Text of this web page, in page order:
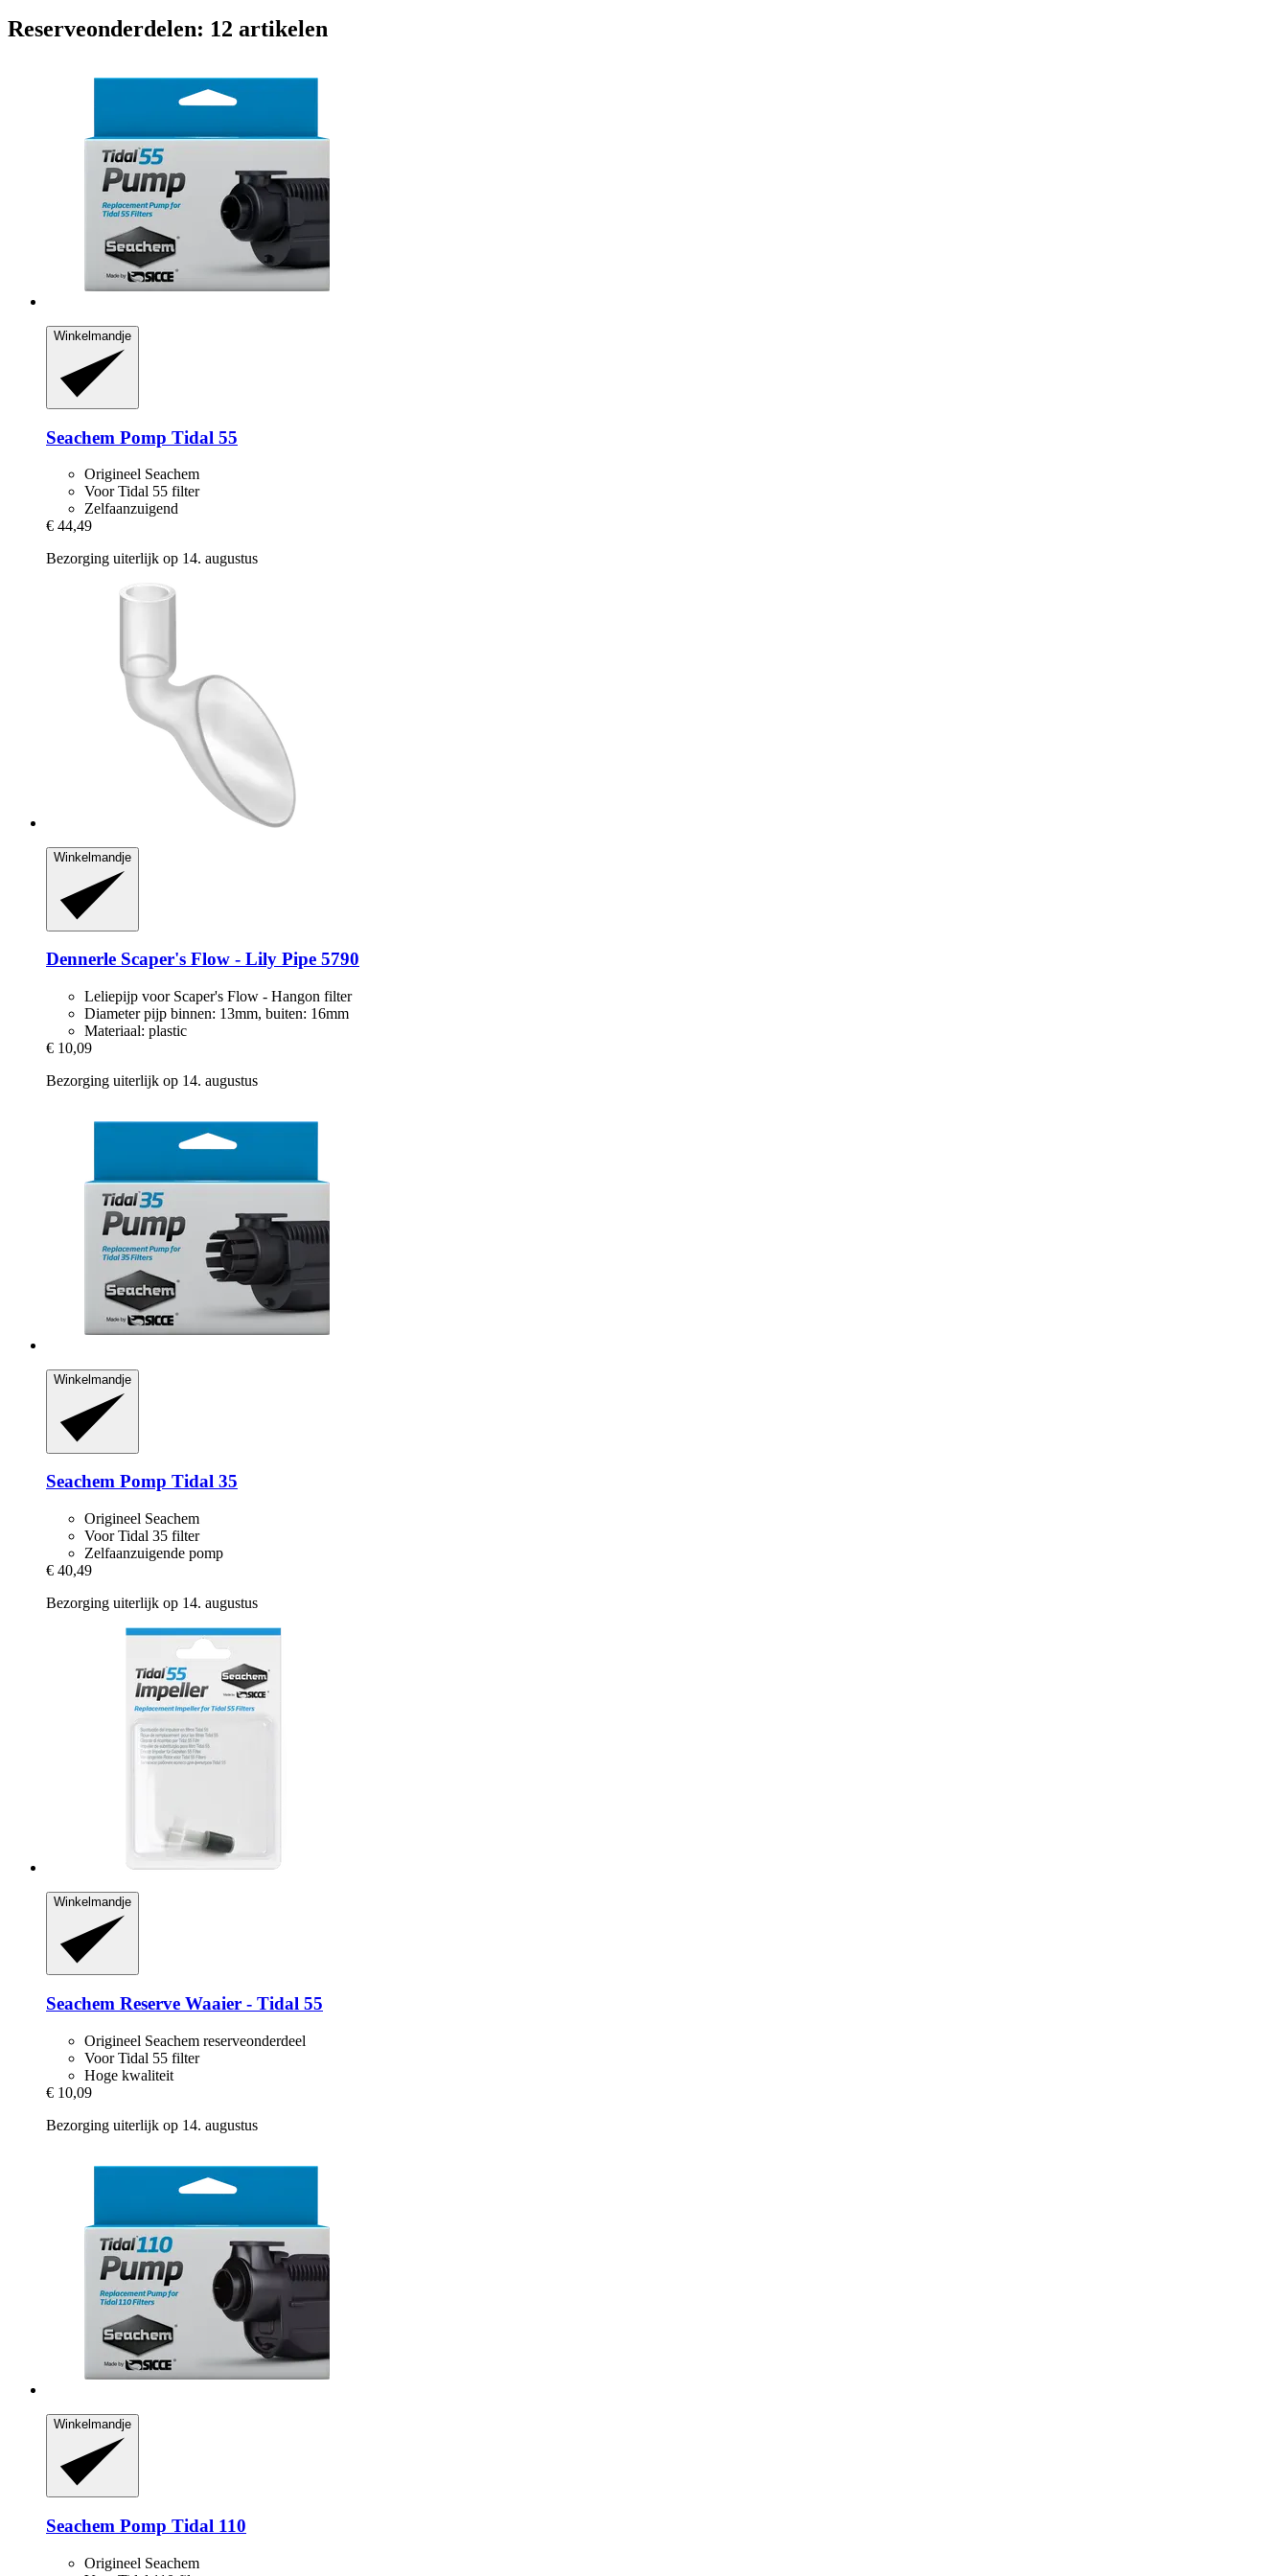
Reserveonderdelen: 12 artikelen
Winkelmandje
Seachem Pomp Tidal 55
Origineel Seachem
Voor Tidal 55 filter
Zelfaanzuigend
€ 44,49
Bezorging uiterlijk op 14. augustus
Winkelmandje
Dennerle Scaper's Flow -​ Lily Pipe 5790
Leliepijp voor Scaper's Flow - Hangon filter
Diameter pijp binnen: 13mm, buiten: 16mm
Materiaal: plastic
€ 10,09
Bezorging uiterlijk op 14. augustus
Winkelmandje
Seachem Pomp Tidal 35
Origineel Seachem
Voor Tidal 35 filter
Zelfaanzuigende pomp
€ 40,49
Bezorging uiterlijk op 14. augustus
Winkelmandje
Seachem Reserve Waaier -​ Tidal 55
Origineel Seachem reserveonderdeel
Voor Tidal 55 filter
Hoge kwaliteit
€ 10,09
Bezorging uiterlijk op 14. augustus
Winkelmandje
Seachem Pomp Tidal 110
Origineel Seachem